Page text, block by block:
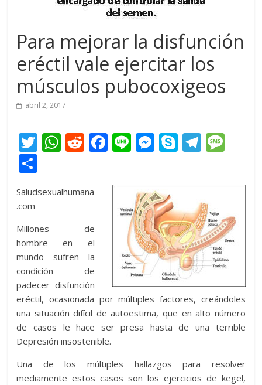
Para mejorar la disfunción
eréctil vale ejercitar los
músculos pubocoxigeos
abril 2, 2017
T
er
W
s
p
p
R
di
F
e
Li
e
M
ss
e
n
g
er
S
y
e
T
e
gr
a
m
ss
g
e
m
ar
ti
r
Saludsexualhumana
.com
Millones de
hombre en el
mundo sufren la
condición de
padecer disfunción
eréctil, ocasionada por múltiples factores, creándoles
una situación difícil de autoestima, que en alto número
de casos le hace ser presa hasta de una terrible
Depresión insostenible.
Una de los múltiples hallazgos para resolver
mediamente estos casos son los ejercicios de kegel,